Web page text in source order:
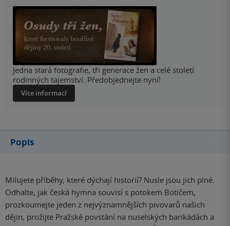
Jedna stará fotografie, tři generace žen a celé století
rodinných tajemství. Předobjednejte nyní!
Více informací
Popis
Milujete příběhy, které dýchají historií? Nusle jsou jich plné.
Odhalte, jak česká hymna souvisí s potokem Botičem,
prozkoumejte jeden z nejvýznamnějších pivovarů našich
dějin, prožijte Pražské povstání na nuselských barikádách a